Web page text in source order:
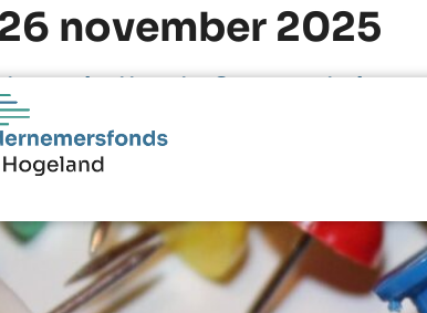
november 2025
krijgt